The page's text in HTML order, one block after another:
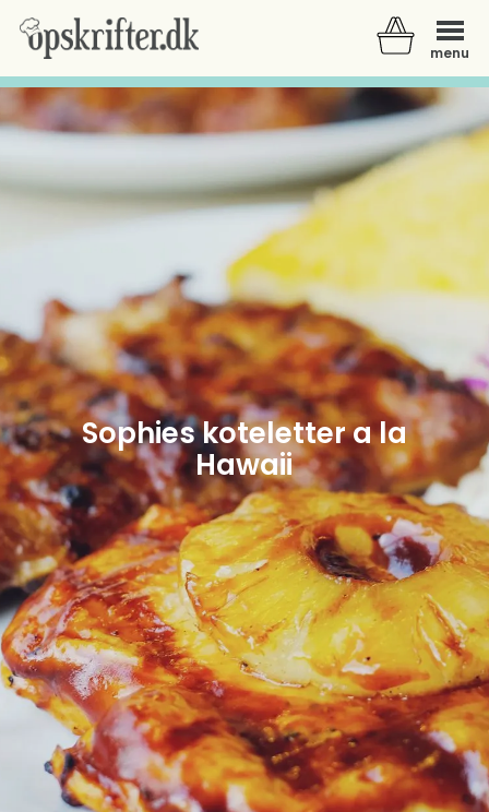
menu
Der er ingen varer i din kurv.
Sophies koteletter a la
Hawaii